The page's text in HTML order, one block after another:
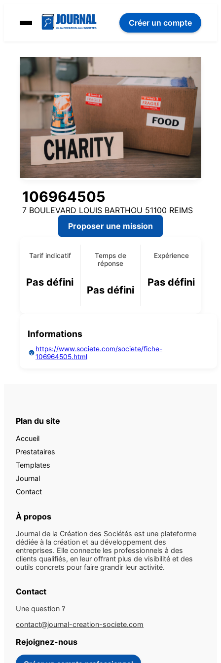
Créer un compte
106964505
7 BOULEVARD LOUIS BARTHOU 51100 REIMS
Proposer une mission
Tarif indicatif
Pas défini
Temps de
réponse
Pas défini
Expérience
Pas défini
Informations
https://www.societe.com/societe/fiche-
106964505.html
Plan du site
Accueil
Prestataires
Templates
Journal
Contact
À propos
Journal de la Création des Sociétés est une plateforme
dédiée à la création et au développement des
entreprises. Elle connecte les professionnels à des
clients qualifiés, en leur offrant plus de visibilité et des
outils concrets pour faire grandir leur activité.
Contact
Une question ?
contact@journal-creation-societe.com
Rejoignez-nous